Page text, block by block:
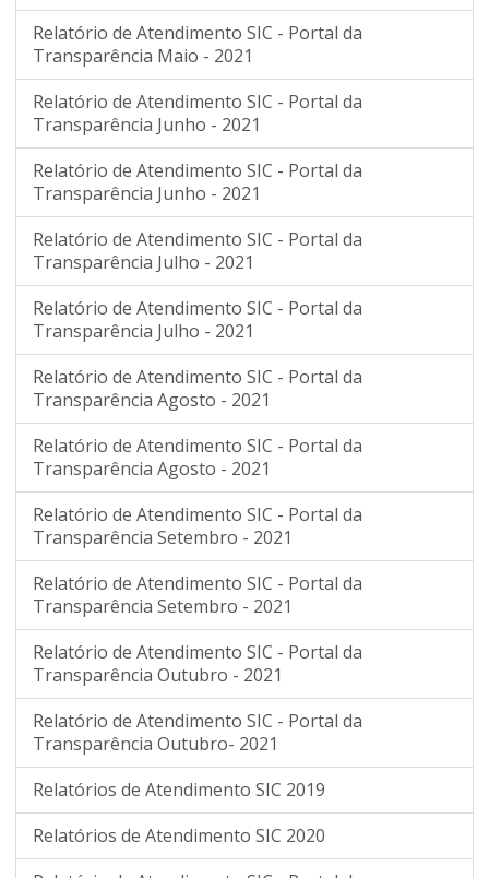
Relatório de Atendimento SIC - Portal da
Transparência Maio - 2021
Relatório de Atendimento SIC - Portal da
Transparência Junho - 2021
Relatório de Atendimento SIC - Portal da
Transparência Junho - 2021
Relatório de Atendimento SIC - Portal da
Transparência Julho - 2021
Relatório de Atendimento SIC - Portal da
Transparência Julho - 2021
Relatório de Atendimento SIC - Portal da
Transparência Agosto - 2021
Relatório de Atendimento SIC - Portal da
Transparência Agosto - 2021
Relatório de Atendimento SIC - Portal da
Transparência Setembro - 2021
Relatório de Atendimento SIC - Portal da
Transparência Setembro - 2021
Relatório de Atendimento SIC - Portal da
Transparência Outubro - 2021
Relatório de Atendimento SIC - Portal da
Transparência Outubro- 2021
Relatórios de Atendimento SIC 2019
Relatórios de Atendimento SIC 2020